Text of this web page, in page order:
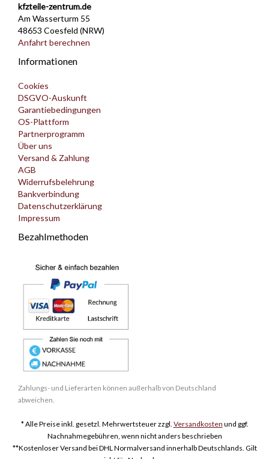
kfzteile-zentrum.de
Am Wasserturm 55
48653 Coesfeld (NRW)
Anfahrt berechnen
Informationen
Cookies
DSGVO-Auskunft
Garantiebedingungen
OS-Plattform
Partnerprogramm
Über uns
Versand & Zahlung
AGB
Widerrufsbelehrung
Bankverbindung
Datenschutzerklärung
Impressum
Bezahlmethoden
Zahlungs- und Lieferarten können außerhalb von Deutschland
abweichen.
* Alle Preise inkl. gesetzl. Mehrwertsteuer zzgl. Versandkosten und ggf.
Nachnahmegebühren, wenn nicht anders beschrieben
**Kostenloser Versand bei DHL Normalversand innerhalb Deutschlands. Gilt